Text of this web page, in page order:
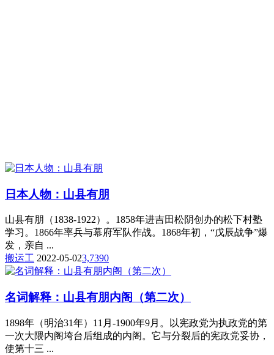
日本人物：山县有朋
山县有朋（1838-1922）。1858年进吉田松阴创办的松下村塾
学习。1866年率兵与幕府军队作战。1868年初，“戊辰战争”爆
发，亲自 ...
搬运工 2022-05-023,7390
名词解释：山县有朋内阁（第二次）
1898年（明治31年）11月-1900年9月。以宪政党为执政党的第
一次大隈内阁垮台后组成的内阁。它与分裂后的宪政党妥协，
使第十三 ...